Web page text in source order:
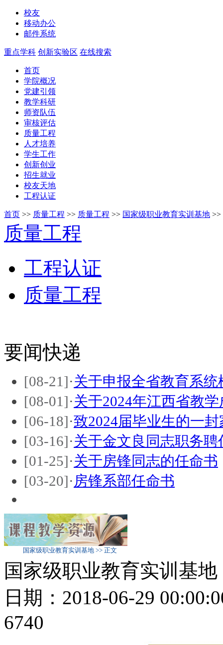
校友
移动办公
邮件系统
重点学科 创新实验区 在线搜索
首页
学院概况
党建引领
教学科研
师资队伍
审核评估
质量工程
人才培养
学生工作
创新创业
招生就业
校友天地
工程认证
首页 >> 质量工程 >> 质量工程 >> 国家级职业教育实训基地 >>
质量工程
工程认证
质量工程
要闻快递
[08-21]·关于申报全省教育系统
[08-01]·关于2024年江西省教
[06-18]·致2024届毕业生的一封
[03-16]·关于金文良同志职务聘
[01-25]·关于房锋同志的任命书
[03-20]· 房锋系部任命书
国家级职业教育实训基地 >> 正文
国家级职业教育实训基地
日期：2018-06-29
6740